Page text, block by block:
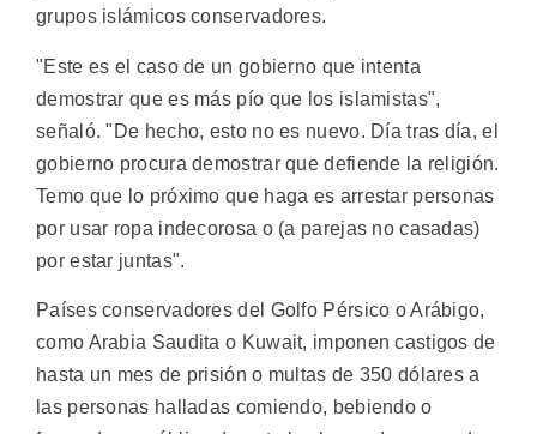
grupos islámicos conservadores.
"Este es el caso de un gobierno que intenta
demostrar que es más pío que los islamistas",
señaló. "De hecho, esto no es nuevo. Día tras día, el
gobierno procura demostrar que defiende la religión.
Temo que lo próximo que haga es arrestar personas
por usar ropa indecorosa o (a parejas no casadas)
por estar juntas".
Países conservadores del Golfo Pérsico o Arábigo,
como Arabia Saudita o Kuwait, imponen castigos de
hasta un mes de prisión o multas de 350 dólares a
las personas halladas comiendo, bebiendo o